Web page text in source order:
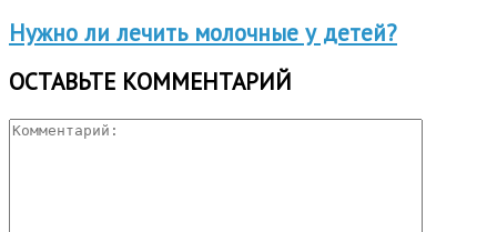
Нужно ли лечить молочные у детей?
ОСТАВЬТЕ КОММЕНТАРИЙ